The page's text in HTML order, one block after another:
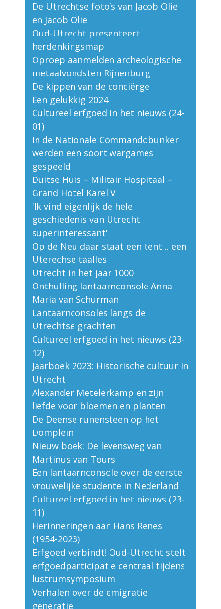
De Utrechtse foto’s van Jacob Olie
en Jacob Olie
Oud-Utrecht presenteert
herdenkingsmap
Oproep aanmelden archeologische
metaalvondsten Rijnenburg
De kippen van de conciërge
Een gelukkig 2024
Cultureel erfgoed in het nieuws (24-
01)
In de Nationale Commandobunker
werden een soort wargames
gespeeld
Duitse Huis – Militair Hospitaal –
Grand Hotel Karel V
'Ik vind eigenlijk de hele
geschiedenis van Utrecht
superinteressant'
Op de Neu daar staat een tent .. een
Uterechse taalles
Utrecht in het jaar 1000
Onthulling lantaarnconsole Anna
Maria van Schurman
Lantaarnconsoles langs de
Utrechtse grachten
Cultureel erfgoed in het nieuws (23-
12)
Jaarboek 2023: Historische cultuur in
Utrecht
Alexander Metelerkamp en zijn
liefde voor bloemen en planten
De Deense runensteen op het
Domplein
Nieuw boek: De levensweg van
Martinus van Tours
Een lantaarnconsole over de eerste
vrouwelijke studente in Nederland
Cultureel erfgoed in het nieuws (23-
11)
Herinneringen aan Hans Renes
(1954-2023)
Erfgoed verbindt! Oud-Utrecht stelt
erfgoedparticipatie centraal tijdens
lustrumsymposium
Verhalen over de emigratie
generatie